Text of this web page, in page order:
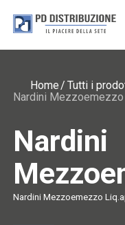
Torna alla
Home Tutti i
Nardini Mezzoemezzo
Nardini
Nardini Mezzoemezzo